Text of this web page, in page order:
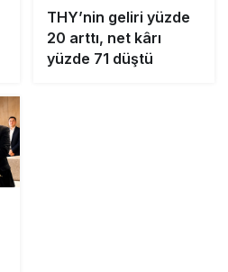
THY’nin geliri yüzde
20 arttı, net kârı
yüzde 71 düştü